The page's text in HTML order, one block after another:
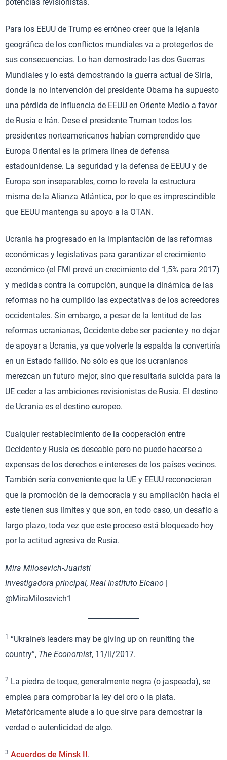
Para los EEUU de Trump es erróneo creer que la lejanía
geográfica de los conflictos mundiales va a protegerlos de
sus consecuencias. Lo han demostrado las dos Guerras
Mundiales y lo está demostrando la guerra actual de Siria,
donde la no intervención del presidente Obama ha supuesto
una pérdida de influencia de EEUU en Oriente Medio a favor
de Rusia e Irán. Dese el presidente Truman todos los
presidentes norteamericanos habían comprendido que
Europa Oriental es la primera línea de defensa
estadounidense. La seguridad y la defensa de EEUU y de
Europa son inseparables, como lo revela la estructura
misma de la Alianza Atlántica, por lo que es imprescindible
que EEUU mantenga su apoyo a la OTAN.
Ucrania ha progresado en la implantación de las reformas
económicas y legislativas para garantizar el crecimiento
económico (el FMI prevé un crecimiento del 1,5% para 2017)
y medidas contra la corrupción, aunque la dinámica de las
reformas no ha cumplido las expectativas de los acreedores
occidentales. Sin embargo, a pesar de la lentitud de las
reformas ucranianas, Occidente debe ser paciente y no dejar
de apoyar a Ucrania, ya que volverle la espalda la convertiría
en un Estado fallido. No sólo es que los ucranianos
merezcan un futuro mejor, sino que resultaría suicida para la
UE ceder a las ambiciones revisionistas de Rusia. El destino
de Ucrania es el destino europeo.
Cualquier restablecimiento de la cooperación entre
Occidente y Rusia es deseable pero no puede hacerse a
expensas de los derechos e intereses de los países vecinos.
También sería conveniente que la UE y EEUU reconocieran
que la promoción de la democracia y su ampliación hacia el
este tienen sus límites y que son, en todo caso, un desafío a
largo plazo, toda vez que este proceso está bloqueado hoy
por la actitud agresiva de Rusia.
Mira Milosevich-Juaristi
Investigadora principal, Real Instituto Elcano |
@MiraMilosevich1
1 “Ukraine’s leaders may be giving up on reuniting the
country”, The Economist, 11/II/2017.
2 La piedra de toque, generalmente negra (o jaspeada), se
emplea para comprobar la ley del oro o la plata.
Metafóricamente alude a lo que sirve para demostrar la
verdad o autenticidad de algo.
3 Acuerdos de Minsk II.